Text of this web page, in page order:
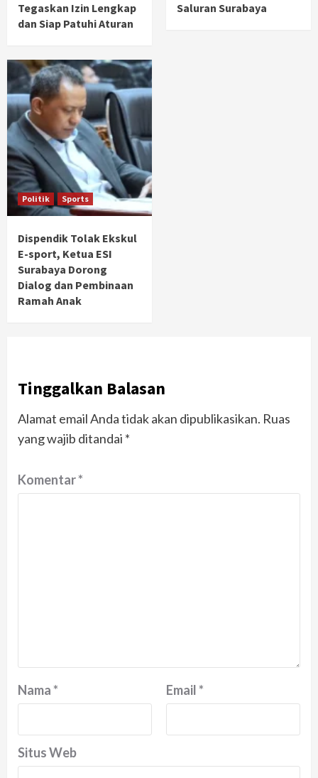
Tegaskan Izin Lengkap
dan Siap Patuhi Aturan
Saluran Surabaya
Politik Sports
Dispendik Tolak Ekskul
E-sport, Ketua ESI
Surabaya Dorong
Dialog dan Pembinaan
Ramah Anak
Tinggalkan Balasan
Alamat email Anda tidak akan dipublikasikan. Ruas
yang wajib ditandai *
Komentar*
Nama* Email*
Situs Web